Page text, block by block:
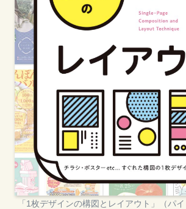
「1枚デザインの構図とレイアウト」（パ